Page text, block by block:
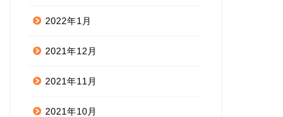
2022年1月
2021年12月
2021年11月
2021年10月